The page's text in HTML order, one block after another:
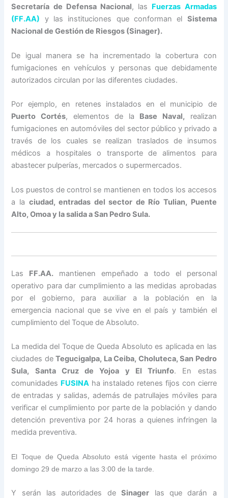
Secretaría de Defensa Nacional, las Fuerzas Armadas
(FF.AA) y las instituciones que conforman el Sistema
Nacional de Gestión de Riesgos (Sinager).
De igual manera se ha incrementado la cobertura con
fumigaciones en vehículos y personas que debidamente
autorizados circulan por las diferentes ciudades.
Por ejemplo, en retenes instalados en el municipio de
Puerto Cortés, elementos de la Base Naval, realizan
fumigaciones en automóviles del sector público y privado a
través de los cuales se realizan traslados de insumos
médicos a hospitales o transporte de alimentos para
abastecer pulperías, mercados o supermercados.
Los puestos de control se mantienen en todos los accesos
a la ciudad, entradas del sector de Río Tulian, Puente
Alto, Omoa y la salida a San Pedro Sula.
Las FF.AA. mantienen empeñado a todo el personal
operativo para dar cumplimiento a las medidas aprobadas
por el gobierno, para auxiliar a la población en la
emergencia nacional que se vive en el país y también el
cumplimiento del Toque de Absoluto.
La medida del Toque de Queda Absoluto es aplicada en las
ciudades deTegucigalpa, La Ceiba, Choluteca, San Pedro
Sula, Santa Cruz de Yojoa y El Triunfo. En estas
comunidades FUSINA ha instalado retenes fijos con cierre
de entradas y salidas, además de patrullajes móviles para
verificar el cumplimiento por parte de la población y dando
detención preventiva por 24 horas a quienes infringen la
medida preventiva.
El Toque de Queda Absoluto está vigente hasta el próximo
domingo 29 de marzo a las 3:00 de la tarde.
Y serán las autoridades deSinager las que darán a